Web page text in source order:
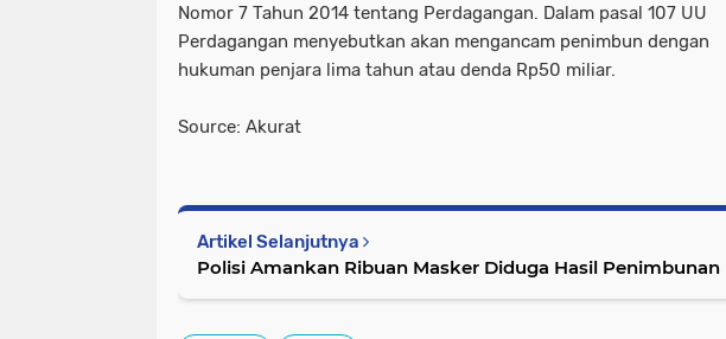
Nomor 7 Tahun 2014 tentang Perdagangan. Dalam pasal 107 UU
Perdagangan menyebutkan akan mengancam penimbun dengan
hukuman penjara lima tahun atau denda Rp50 miliar.
Source: Akurat
Artikel Selanjutnya
Polisi Amankan Ribuan Masker Diduga Hasil Penimbunan